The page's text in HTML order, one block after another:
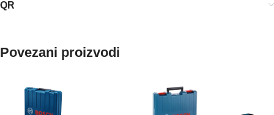
QR
Povezani proizvodi